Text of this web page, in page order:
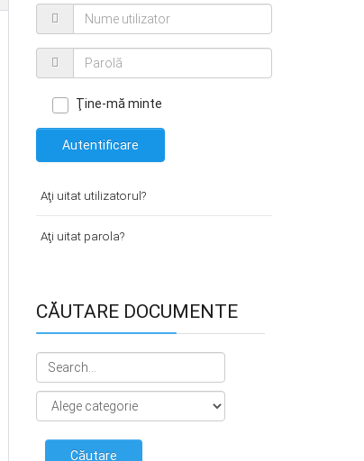
Ţine-mă minte
Autentificare
Aţi uitat utilizatorul?
Aţi uitat parola?
CĂUTARE DOCUMENTE